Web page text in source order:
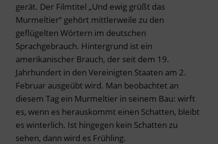
gerät. Der Filmtitel „Und ewig grüßt das
Murmeltier“ gehört mittlerweile zu den
geflügelten Wörtern im deutschen
Sprachgebrauch. Hintergrund ist ein
amerikanischer Brauch, der seit dem 19.
Jahrhundert in den Vereinigten Staaten am 2.
Februar ausgeübt wird. Man beobachtet an
diesem Tag ein Murmeltier in seinem Bau: wirft
es, wenn es herauskommt einen Schatten, bleibt
es winterlich. Ist hingegen kein Schatten zu
sehen, dann wird es Frühling.